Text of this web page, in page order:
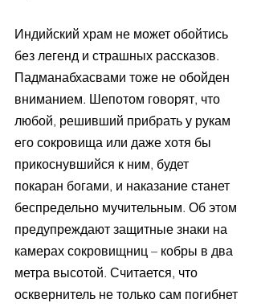
Индийский храм не может обойтись
без легенд и страшных рассказов.
Падманабхасвами тоже не обойден
вниманием. Шепотом говорят, что
любой, решивший прибрать у рукам
его сокровища или даже хотя бы
прикоснувшийся к ним, будет
покаран богами, и наказание станет
беспредельно мучительным. Об этом
предупреждают защитные знаки на
камерах сокровищниц – кобры в два
метра высотой. Считается, что
осквернитель не только сам погибнет